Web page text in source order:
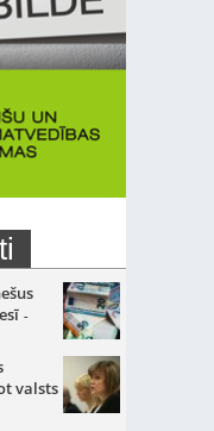
-
valsts